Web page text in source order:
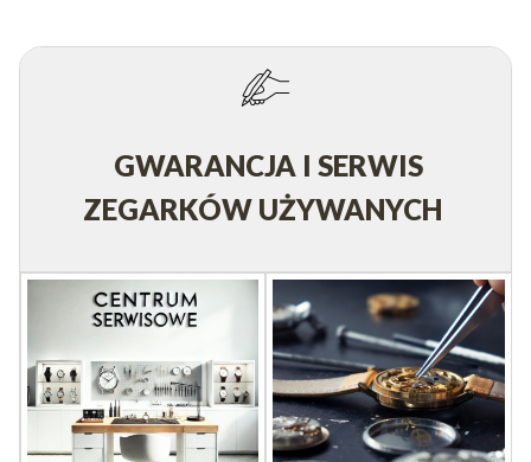
GWARANCJA I SERWIS
ZEGARKÓW UŻYWANYCH